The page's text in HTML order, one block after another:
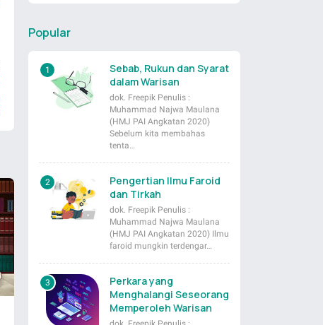
Popular
Sebab, Rukun dan Syarat
dalam Warisan
dok. Freepik Penulis :
Muhammad Najwa Maulana
(HMJ PAI Angkatan 2020)
Sebelum kita membahas
tenta…
Pengertian Ilmu Faroid
dan Tirkah
dok. Freepik Penulis :
Muhammad Najwa Maulana
(HMJ PAI Angkatan 2020) Ilmu
faroid mungkin terdengar…
Perkara yang
Menghalangi Seseorang
Memperoleh Warisan